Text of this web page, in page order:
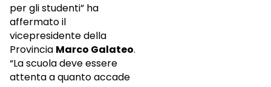
per gli studenti” ha
affermato il
vicepresidente della
Provincia Marco Galateo.
“La scuola deve essere
attenta a quanto accade